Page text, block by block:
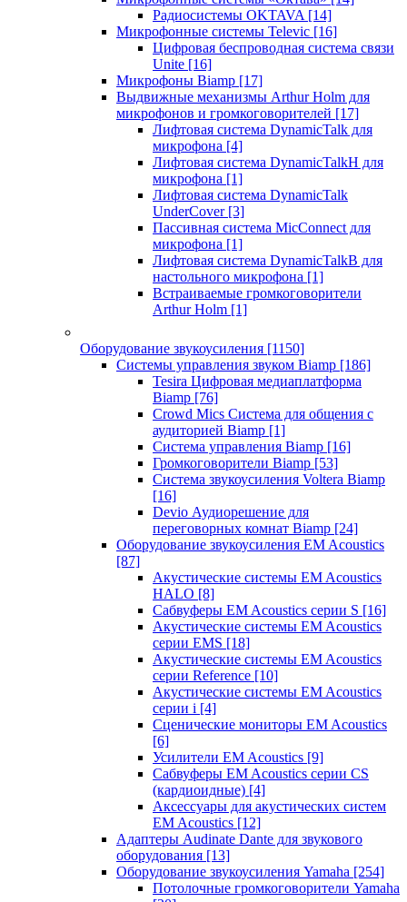
Радиосистемы OKTAVA [14]
Микрофонные системы Televic [16]
Цифровая беспроводная система связи
Unite [16]
Микрофоны Biamp [17]
Выдвижные механизмы Arthur Holm для
микрофонов и громкоговорителей [17]
Лифтовая система DynamicTalk для
микрофона [4]
Лифтовая система DynamicTalkH для
микрофона [1]
Лифтовая система DynamicTalk
UnderCover [3]
Пассивная система MicConnect для
микрофона [1]
Лифтовая система DynamicTalkB для
настольного микрофона [1]
Встраиваемые громкоговорители
Arthur Holm [1]
Оборудование звукоусиления [1150]
Системы управления звуком Biamp [186]
Tesira Цифровая медиаплатформа
Biamp [76]
Crowd Mics Система для общения с
аудиторией Biamp [1]
Система управления Biamp [16]
Громкоговорители Biamp [53]
Система звукоусиления Voltera Biamp
[16]
Devio Аудиорешение для
переговорных комнат Biamp [24]
Оборудование звукоусиления EM Acoustics
[87]
Акустические системы EM Acoustics
HALO [8]
Сабвуферы EM Acoustics серии S [16]
Акустические системы EM Acoustics
серии EMS [18]
Акустические системы EM Acoustics
серии Reference [10]
Акустические системы EM Acoustics
серии i [4]
Сценические мониторы EM Acoustics
[6]
Усилители EM Acoustics [9]
Сабвуферы EM Acoustics серии CS
(кардиоидные) [4]
Аксессуары для акустических систем
EM Acoustics [12]
Адаптеры Audinate Dante для звукового
оборудования [13]
Оборудование звукоусиления Yamaha [254]
Потолочные громкоговорители Yamaha